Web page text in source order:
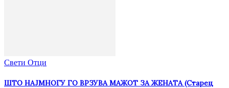
Свети Отци
ШТО НАЈМНОГУ ГО ВРЗУВА МАЖОТ ЗА ЖЕНАТА (Старец